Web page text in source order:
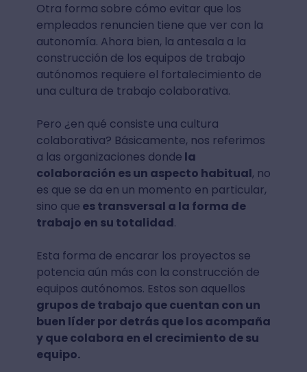
Otra forma sobre cómo evitar que los
empleados renuncien tiene que ver con la
autonomía. Ahora bien, la antesala a la
construcción de los equipos de trabajo
autónomos requiere el fortalecimiento de
una cultura de trabajo colaborativa.
Pero ¿en qué consiste una cultura
colaborativa? Básicamente, nos referimos
a las organizaciones donde la
colaboración es un aspecto habitual, no
es que se da en un momento en particular,
sino que es transversal a la forma de
trabajo en su totalidad.
Esta forma de encarar los proyectos se
potencia aún más con la construcción de
equipos autónomos. Estos son aquellos
grupos de trabajo que cuentan con un
buen líder por detrás que los acompaña
y que colabora en el crecimiento de su
equipo.